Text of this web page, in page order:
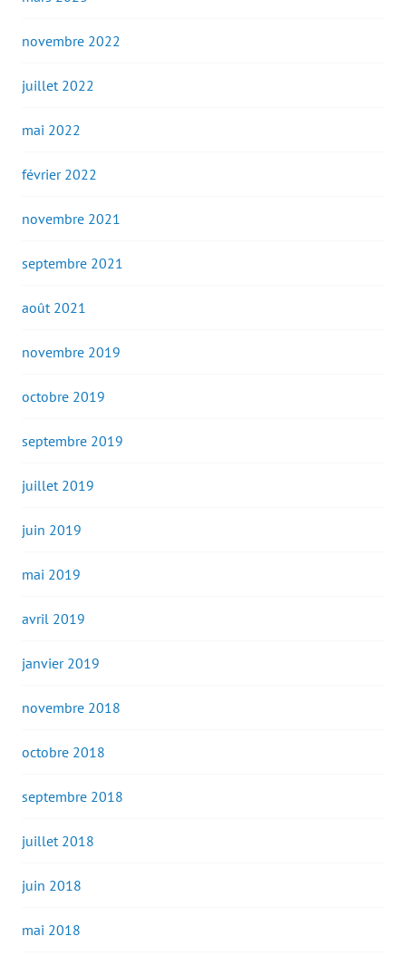
novembre 2022
juillet 2022
mai 2022
février 2022
novembre 2021
septembre 2021
août 2021
novembre 2019
octobre 2019
septembre 2019
juillet 2019
juin 2019
mai 2019
avril 2019
janvier 2019
novembre 2018
octobre 2018
septembre 2018
juillet 2018
juin 2018
mai 2018